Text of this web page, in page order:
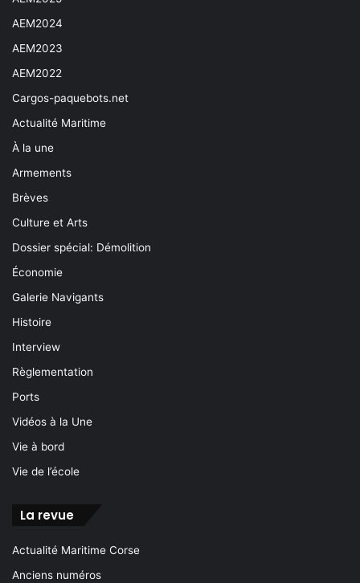
AEM2024
AEM2023
AEM2022
Cargos-paquebots.net
Actualité Maritime
À la une
Armements
Brèves
Culture et Arts
Dossier spécial: Démolition
Économie
Galerie Navigants
Histoire
Interview
Règlementation
Ports
Vidéos à la Une
Vie à bord
Vie de l’école
La revue
Actualité Maritime Corse
Anciens numéros